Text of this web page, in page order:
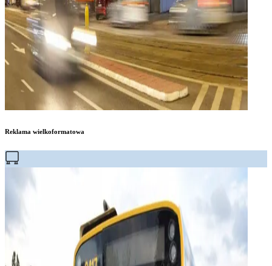
Reklama wielkoformatowa